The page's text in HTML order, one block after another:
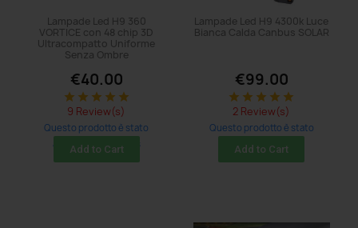
Lampade Led H9 360
VORTICE con 48 chip 3D
Ultracompatto Uniforme
Senza Ombre
€40.00
star star star star star
9 Review(s)
Questo prodotto è stato
acquistato: 44 times
Add to Cart
Lampade Led H9 4300k Luce
Bianca Calda Canbus SOLAR
€99.00
star star star star star
2 Review(s)
Questo prodotto è stato
acquistato: 5 times
Add to Cart